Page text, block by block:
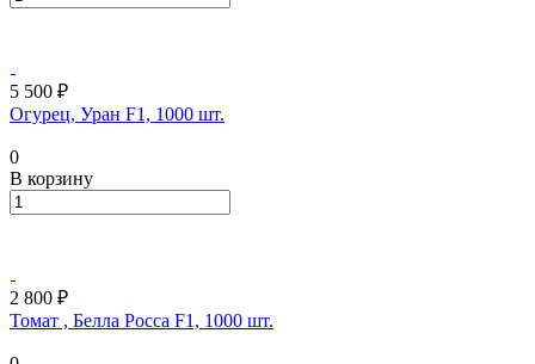
5 500 ₽
Огурец, Уран F1, 1000 шт.
0
В корзину
2 800 ₽
Томат , Белла Росса F1, 1000 шт.